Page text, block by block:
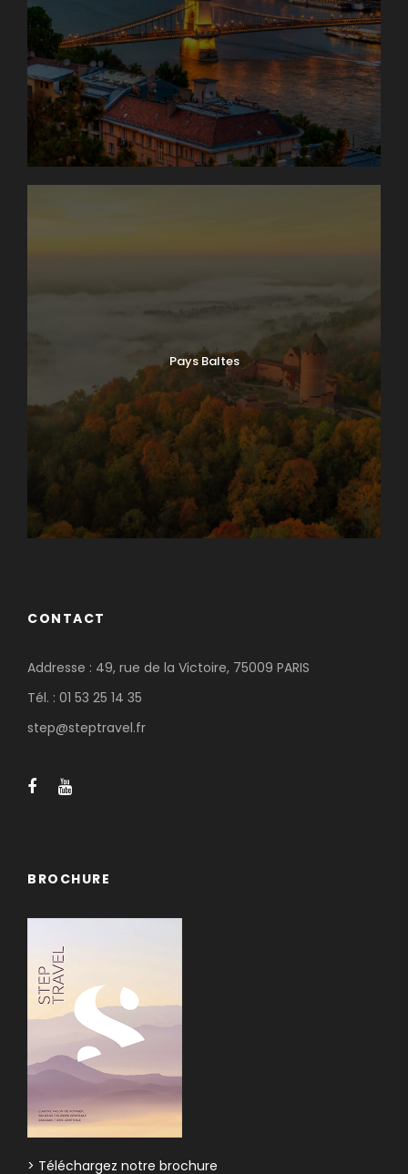
Pays Baltes
CONTACT
Addresse : 49, rue de la Victoire, 75009 PARIS
Tél. : 01 53 25 14 35
step@steptravel.fr
BROCHURE
> Téléchargez notre brochure